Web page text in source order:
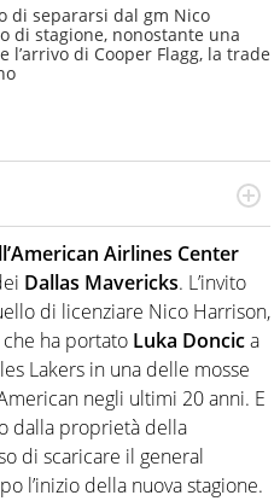
di separarsi dal gm Nico
di stagione, nonostante una
di Cooper Flagg, la trade
non hanno segreti: basket,
innata di trovare la notizia
Airlines Center
Dallas Mavericks. L’invito
di licenziare Nico Harrison,
ha portato Luka Doncica
Lakers in una delle mosse
negli ultimi 20 anni. E
dalla proprietà della
di scaricare il general
l’inizio della nuova stagione.